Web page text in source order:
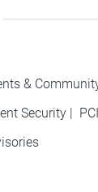
&
Security| PCI